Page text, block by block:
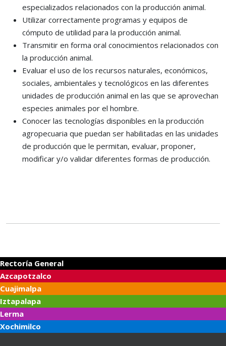
especializados relacionados con la producción animal.
Utilizar correctamente programas y equipos de
cómputo de utilidad para la producción animal.
Transmitir en forma oral conocimientos relacionados con
la producción animal.
Evaluar el uso de los recursos naturales, económicos,
sociales, ambientales y tecnológicos en las diferentes
unidades de producción animal en las que se aprovechan
especies animales por el hombre.
Conocer las tecnologías disponibles en la producción
agropecuaria que puedan ser habilitadas en las unidades
de producción que le permitan, evaluar, proponer,
modificar y/o validar diferentes formas de producción.
Rectoría General
Azcapotzalco
Cuajimalpa
Iztapalapa
Lerma
Xochimilco